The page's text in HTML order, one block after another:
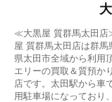
≪大黒屋 質群馬太田店
屋 質群馬太田店は群
県太田市全域から利用
エリーの買取＆質預か
店です。太田駅から車
用駐車場になっており